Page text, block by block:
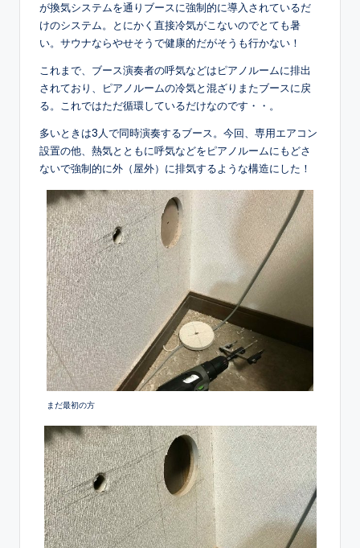
が換気システムを通りブースに強制的に導入されているだ
けのシステム。とにかく直接冷気がこないのでとても暑
い。サウナならやせそうで健康的だがそうも行かない！
これまで、ブース演奏者の呼気などはピアノルームに排出
されており、ピアノルームの冷気と混ざりまたブースに戻
る。これではただ循環しているだけなのです・・。
多いときは3人で同時演奏するブース。今回、専用エアコン
設置の他、熱気とともに呼気などをピアノルームにもどさ
ないで強制的に外（屋外）に排気するような構造にした！
まだ最初の方